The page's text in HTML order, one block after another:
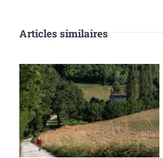
Articles similaires